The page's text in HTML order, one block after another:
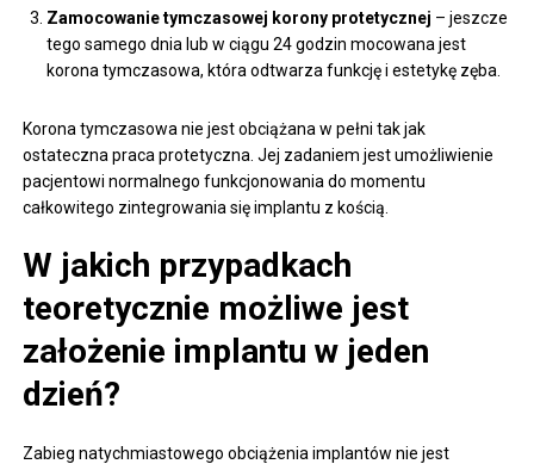
Zamocowanie tymczasowej korony protetycznej – jeszcze
tego samego dnia lub w ciągu 24 godzin mocowana jest
korona tymczasowa, która odtwarza funkcję i estetykę zęba.
Korona tymczasowa nie jest obciążana w pełni tak jak
ostateczna praca protetyczna. Jej zadaniem jest umożliwienie
pacjentowi normalnego funkcjonowania do momentu
całkowitego zintegrowania się implantu z kością.
W jakich przypadkach
teoretycznie możliwe jest
założenie implantu w jeden
dzień?
Zabieg natychmiastowego obciążenia implantów nie jest